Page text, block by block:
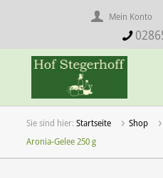
Mein Konto
Startseite Shop
Aronia-Gelee 250 g